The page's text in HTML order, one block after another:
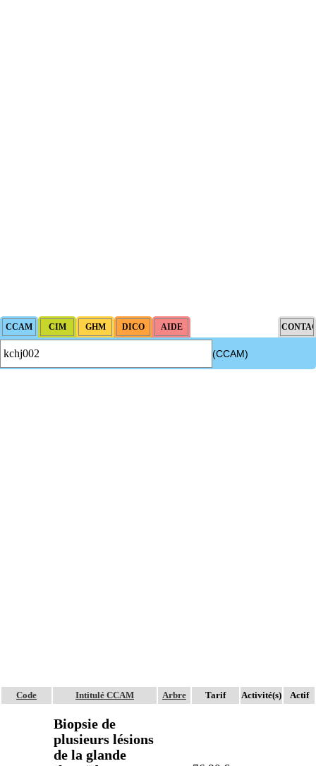
(CCAM)
Code Intitulé CCAM Arbre Tarif Activité(s) Actif
Biopsie de
plusieurs lésions
de la glande